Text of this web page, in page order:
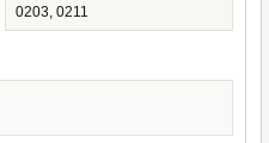
0203, 0211